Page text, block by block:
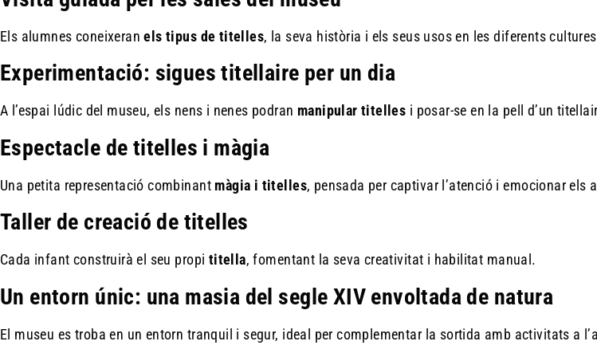
Els alumnes coneixeranels tipus de titelles, la seva història i els seus usos en les diferents
Experimentació: sigues titellaire per un dia
A l’espai lúdic del museu, els nens i nenes podran manipular titelles i posar-se en la pell d’un
Espectacle de titelles i màgia
Una petita representació combinant màgia i titelles, pensada per captivar l’atenció i emocionar
Taller de creació de titelles
Cada infant construirà el seu propi titella, fomentant la seva creativitat i habilitat manual.
Un entorn únic: una masia del segle XIV envoltada de natura
El museu es troba en un entorn tranquil i segur, ideal per complementar la sortida amb activitats a